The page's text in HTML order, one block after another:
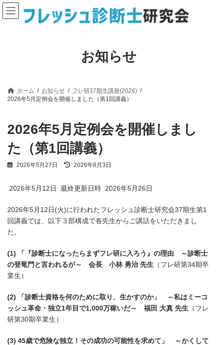
コ
ン
テ
ナ
ビ
ゲ
お知らせ
ホーム お知らせ
フレ研37期生講座(2026)
2026年5月定例会を開催しました（第1回講義）
2026年5月定例会を開催しまし
た（第1回講義）
2026年5月27日
最
新
時
:
2026年8月3日
2026年5月12日 最終更新日時 :2026年5月26日
2026年5月12日(火)に行われたフレッシュ診断士研究会37期生第1
回講義では、以下３部構成で各先生からご講話をいただきまし
た。
(1) 「『診断士になったらまずフレ研に入ろう』の理由 ～診断士
の登竜門と言われるが～ 会長 小林 勇治 先生 （フレ研第34期卒
業生）
(2)
「診断士資格を何のために取り、生かすのか」 ～私はミーコ
ッシュ革命・独立1年目で1,000万稼いだ～ 福田 大真 先生 （フレ
研第30期卒業生）
(3) 45歳で危険な独立！その成功の可能性を求めて」 ～かくして